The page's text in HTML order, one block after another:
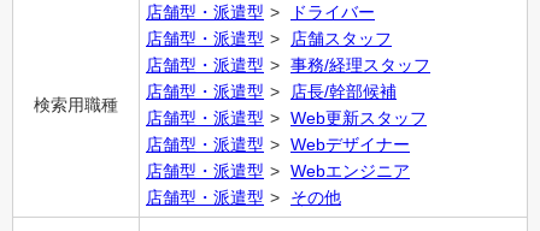
検索用職種
店舗型・派遣型
ドライバー
店舗型・派遣型
店舗スタッフ
店舗型・派遣型
事務/経理スタッフ
店舗型・派遣型
店長/幹部候補
店舗型・派遣型
Web更新スタッフ
店舗型・派遣型
Webデザイナー
店舗型・派遣型
Webエンジニア
店舗型・派遣型
その他